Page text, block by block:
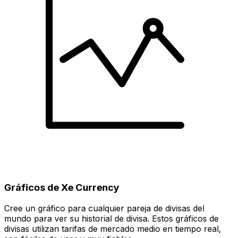
Gráficos de Xe Currency
Cree un gráfico para cualquier pareja de divisas del
mundo para ver su historial de divisa. Estos gráficos de
divisas utilizan tarifas de mercado medio en tiempo real,